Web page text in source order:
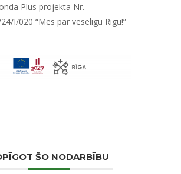
Plus projekta Nr.
I/020 “Mēs par veselīgu Rīgu!”
ŠO NODARBĪBU